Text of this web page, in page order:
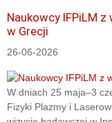
Naukowcy IFPiLM
w Grecji
26-06-2026
W dniach 25 maja–3
Fizyki Plazmy i